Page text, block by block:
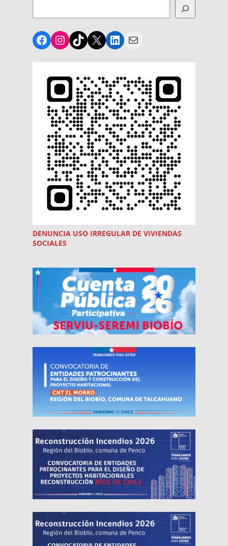
Facebook
Instagram
TikTok
X LinkedIn
Mail
DENUNCIA USO IRREGULAR DE VIVIENDAS
SOCIALES